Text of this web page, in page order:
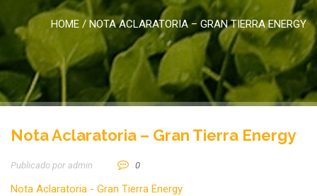
HOME /NOTA ACLARATORIA – GRAN TIERRA ENERGY
Nota Aclaratoria – Gran Tierra Energy
Publicado por Admin 0
Nota Aclaratoria - Gran Tierra Energy